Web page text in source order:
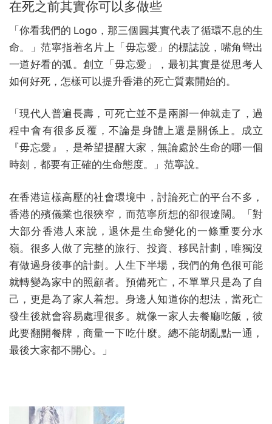
在死之前其實你可以多做些
「你看我們的 Logo，那三個圓其實代表了循環不息的生
命。」范寧指着名片上「毋忘愛」的標誌說，嘴角彎出
一道好看的弧。創立「毋忘愛」，最初其實是從思考人
如何好死，怎樣可以提升香港的死亡質素開始的。
「現代人普遍長壽，可死亡並不是兩腳一伸就走了，過
程中會有很多反覆，不論是身體上還是關係上。成立
『毋忘愛』，是希望提醒大家，無論處於生命的哪一個
時刻，都要有正確的生命態度。」范寧說。
在香港這樣高壓的社會環境中，討論死亡的平台不多，
香港的殯儀業也很狹窄，而范寧所想的卻很遼闊。「對
大部分香港人來說，退休是生命變化的一條重要分水
嶺。很多人做了完整的旅行、投資、移民計劃，唯獨沒
有做過身後事的計劃。人生下半場，我們的角色很可能
就轉變為家中的照顧者。預備死亡，不單單只是為了自
己，更是為了家人着想。身邊人知道你的想法，當死亡
發生後就會容易處理很多。就像一家人去餐廳吃飯，彼
此要翻開餐牌，商量一下吃什麼。總不能胡亂點一通，
最後大家都不開心。」